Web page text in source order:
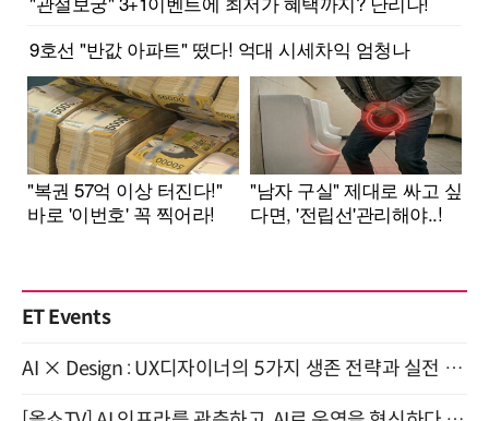
ET Events
AI × Design : UX디자이너의 5가지 생존 전략과 실전 대응 8월 28일 개최